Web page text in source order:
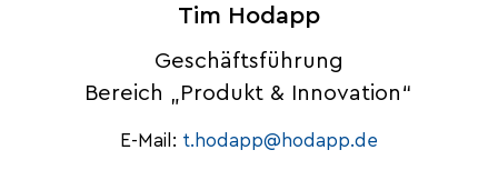
Tim Hodapp
Geschäftsführung
Bereich „Produkt & Innovation“
E-Mail: t.hodapp@hodapp.de